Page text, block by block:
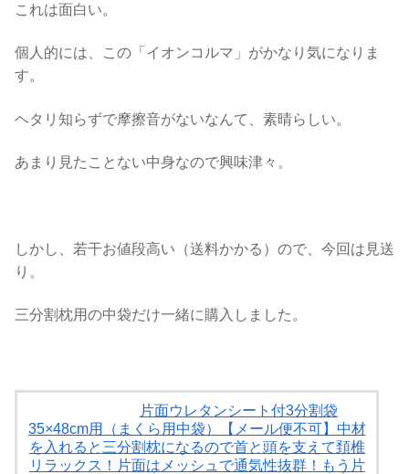
これは面白い。
個人的には、この「イオンコルマ」がかなり気になりま
す。
ヘタリ知らずで摩擦音がないなんて、素晴らしい。
あまり見たことない中身なので興味津々。
しかし、若干お値段高い（送料かかる）ので、今回は見送
り。
三分割枕用の中袋だけ一緒に購入しました。
片面ウレタンシート付3分割袋
35×48cm用（まくら用中袋）【メール便不可】中材
を入れると三分割枕になるので首と頭を支えて頚椎
リラックス！片面はメッシュで通気性抜群！もう片